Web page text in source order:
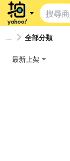
全部分類
最新上架